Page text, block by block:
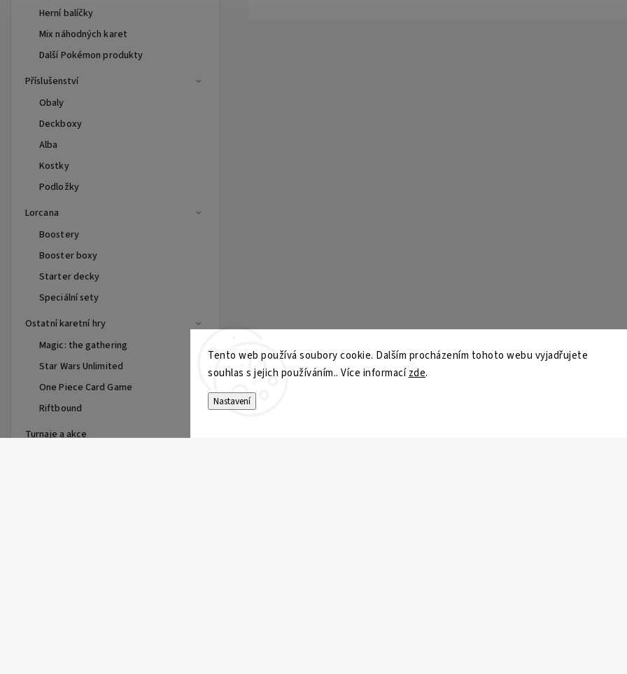
Tento web používá soubory cookie. Dalším procházením tohoto webu vyjadřujete
souhlas s jejich používáním.. Více informacízde.
Nastavení
Herní balíčky
Mix náhodných karet
Další Pokémon produkty
Příslušenství
Obaly
Deckboxy
Alba
Kostky
Podložky
Lorcana
Boostery
Booster boxy
Starter decky
Speciální sety
Ostatní karetní hry
Magic: the gathering
Star Wars Unlimited
One Piece Card Game
Riftbound
Turnaje a akce